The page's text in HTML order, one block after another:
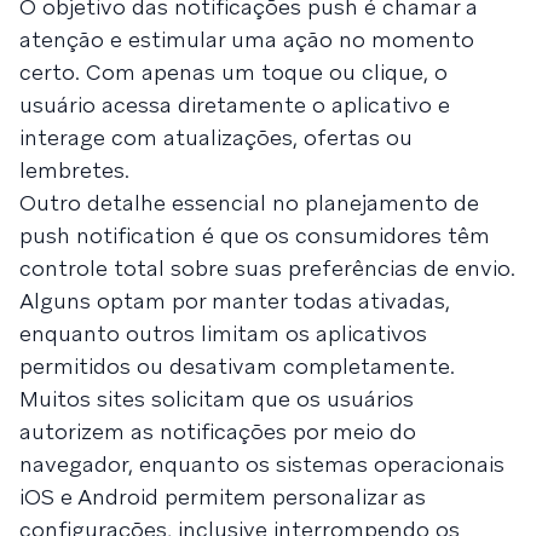
O objetivo das notificações push é chamar a
atenção e estimular uma ação no momento
certo. Com apenas um toque ou clique, o
usuário acessa diretamente o aplicativo e
interage com atualizações, ofertas ou
lembretes.
Outro detalhe essencial no planejamento de
push notification é que os consumidores têm
controle total sobre suas preferências de envio.
Alguns optam por manter todas ativadas,
enquanto outros limitam os aplicativos
permitidos ou desativam completamente.
Muitos sites solicitam que os usuários
autorizem as notificações por meio do
navegador, enquanto os sistemas operacionais
iOS e Android permitem personalizar as
configurações, inclusive interrompendo os